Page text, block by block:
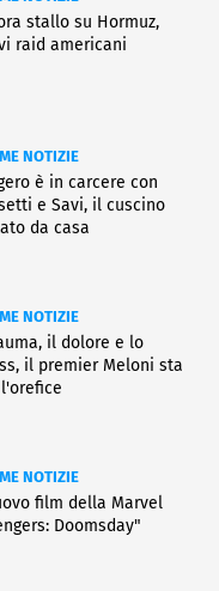
stallo su Hormuz,
raid americani
NOTIZIE
è in carcere con
e Savi, il cuscino
da casa
NOTIZIE
il dolore e lo
il premier Meloni sta
NOTIZIE
film della Marvel
Doomsday"